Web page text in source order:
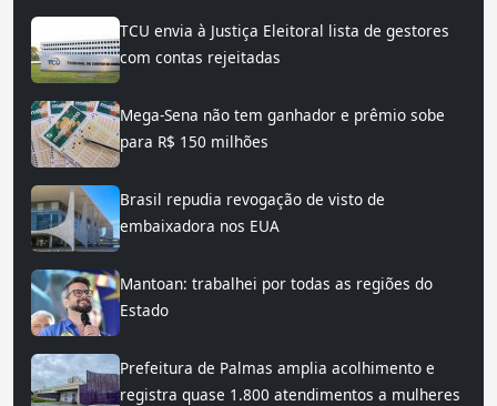
TCU envia à Justiça Eleitoral lista de gestores
com contas rejeitadas
Mega-Sena não tem ganhador e prêmio sobe
para R$ 150 milhões
Brasil repudia revogação de visto de
embaixadora nos EUA
Mantoan: trabalhei por todas as regiões do
Estado
Prefeitura de Palmas amplia acolhimento e
registra quase 1.800 atendimentos a mulheres